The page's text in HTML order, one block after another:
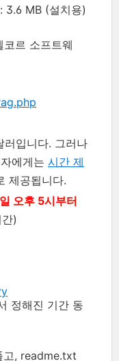
3.6 MB (설치용)
코르 소프트웨
러입니다. 그러나
에게는 시간 제
제공됩니다.
오후 5시부터
)
정해진 기간 동
고, readme.txt